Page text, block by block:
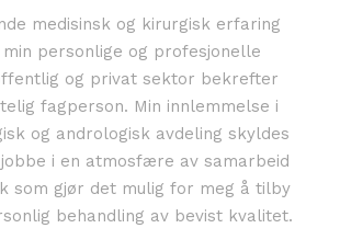
medisinsk og kirurgisk erfaring
min personlige og profesjonelle
og privat sektor bekrefter
fagperson. Min innlemmelse i
og andrologisk avdeling skyldes
i en atmosfære av samarbeid
som gjør det mulig for meg å tilby
behandling av bevist kvalitet.